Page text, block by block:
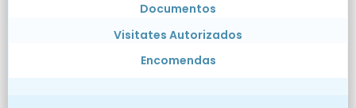
Documentos
Visitates Autorizados
Encomendas